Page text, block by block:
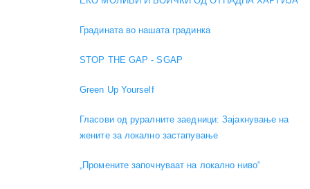
Градината во нашата градинка
STOP THE GAP - SGAP
Green Up Yourself
Гласови од руралните заедници: Зајакнување на
жените за локално застапување
„Промените започнуваат на локално ниво“